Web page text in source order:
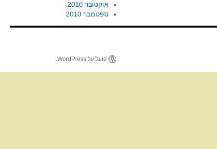
אוקטובר 2010
ספטמבר 2010
פועל על WordPress.